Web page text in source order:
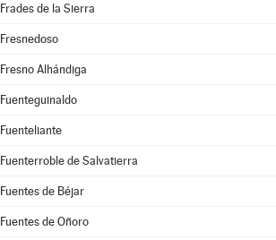
Frades de la Sierra
Fresnedoso
Fresno Alhándiga
Fuenteguinaldo
Fuenteliante
Fuenterroble de Salvatierra
Fuentes de Béjar
Fuentes de Oñoro